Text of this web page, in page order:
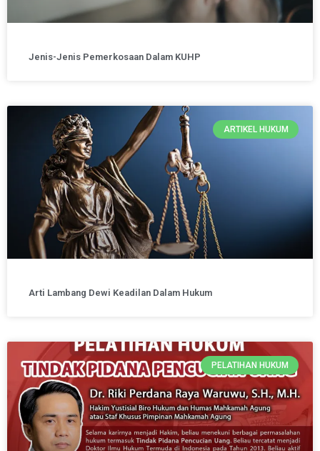
Jenis-Jenis Pemerkosaan Dalam KUHP
ARTIKEL HUKUM
Arti Lambang Dewi Keadilan Dalam Hukum
PELATIHAN HUKUM